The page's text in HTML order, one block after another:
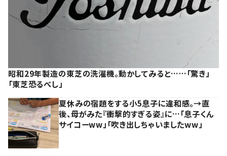
昭和29年製造の東芝の洗濯機。動かしてみると……「驚き」
「東芝恐るべし」
夏休みの宿題をする小5息子に違和感。→直
後、母がみた『衝撃的すぎる姿』に…「息子くん
サイコーww」「吹き出しちゃいましたww」